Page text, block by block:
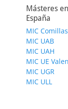
Másteres
España
MIC Comillas
MIC UAB
MIC UAH
MIC UE
MIC UGR
MIC ULL